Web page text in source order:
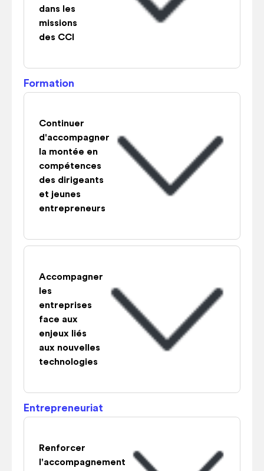
dans les
missions
des CCI
Formation
Continuer
d'accompagner
la montée en
compétences
des dirigeants
et jeunes
entrepreneurs
Accompagner
les
entreprises
face aux
enjeux liés
aux nouvelles
technologies
Entrepreneuriat
Renforcer
l'accompagnement